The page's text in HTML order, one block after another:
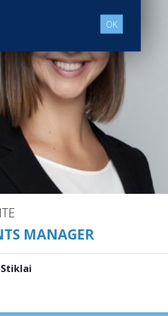
MANAGER
OK